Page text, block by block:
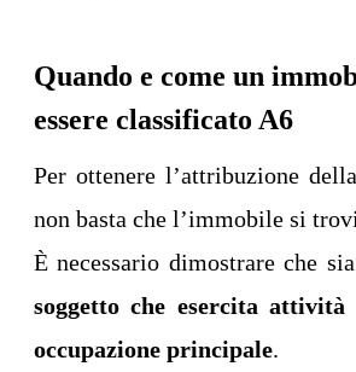
Quando e come un
essere classificato A6
Per ottenere l’attribuzione della
non basta che l’immobile si
È necessario dimostrare che
soggetto che esercita attività
occupazione principale.